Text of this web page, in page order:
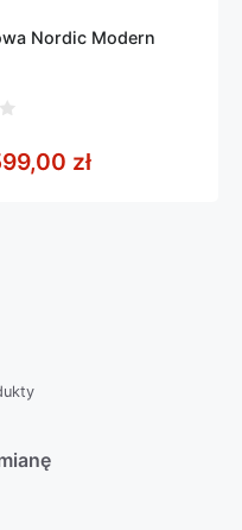
Nordic Modern
złZakres cen: